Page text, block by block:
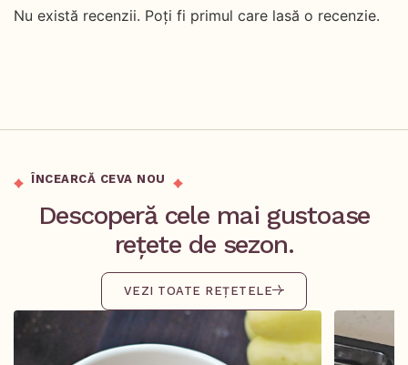
Nu există recenzii. Poți fi primul care lasă o recenzie.
ÎNCEARCĂ CEVA NOU
Descoperă cele mai gustoase
rețete de sezon.
VEZI TOATE REȚETELE